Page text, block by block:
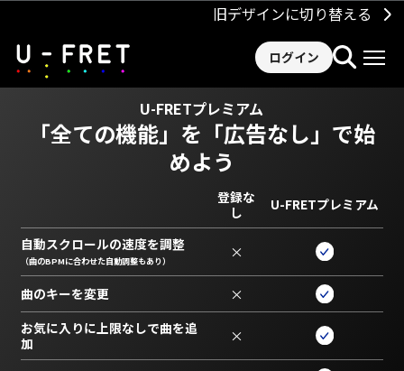
旧デザインに切り替える
ログイン
U-FRETプレミアム
「全ての機能」を 「広告なし」で始
めよう
登録な
し
U-FRETプレミアム
自動スクロールの速度を調整
（曲のBPMに合わせた自動調整もあり） ×
曲のキーを変更 ×
お気に入りに上限なしで曲を追
加
×